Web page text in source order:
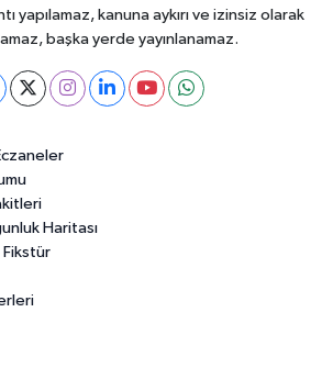
yapılamaz, kanuna aykırı ve izinsiz olarak
başka yerde yayınlanamaz.
Haritası
Fikstür